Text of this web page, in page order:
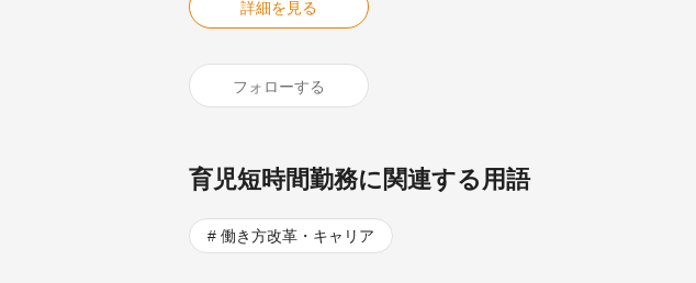
詳細を見る
フォローする
育児短時間勤務に関連する用語
働き方改革・キャリア